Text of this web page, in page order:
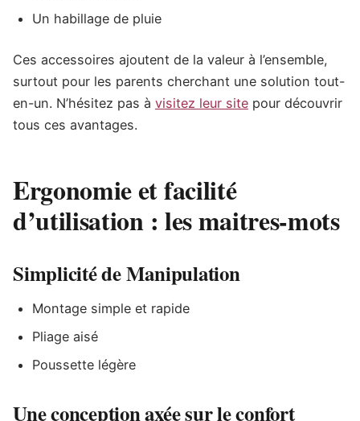
Un habillage de pluie
Ces accessoires ajoutent de la valeur à l’ensemble,
surtout pour les parents cherchant une solution tout-
en-un. N’hésitez pas à visitez leur site pour découvrir
tous ces avantages.
Ergonomie et facilité
d’utilisation : les maitres-mots
Simplicité de Manipulation
Montage simple et rapide
Pliage aisé
Poussette légère
Une conception axée sur le confort